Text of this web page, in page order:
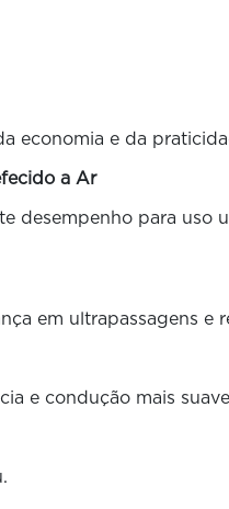
economia e da
a Ar
desempenho para uso
em ultrapassagens e
e condução mais